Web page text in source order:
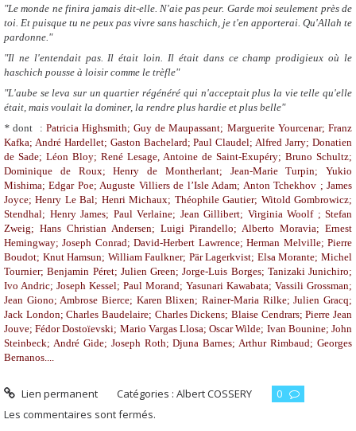
"Le monde ne finira jamais dit-elle. N'aie pas peur. Garde moi seulement près de
toi. Et puisque tu ne peux pas vivre sans haschich, je t'en apporterai. Qu'Allah te
pardonne."
"Il ne l'entendait pas. Il était loin. Il était dans ce champ prodigieux où le
haschich pousse à loisir comme le trèfle"
"L'aube se leva sur un quartier régénéré qui n'acceptait plus la vie telle qu'elle
était, mais voulait la dominer, la rendre plus hardie et plus belle"
*dont : Patricia Highsmith; Guy de Maupassant; Marguerite Yourcenar; Franz
Kafka; André Hardellet; Gaston Bachelard; Paul Claudel; Alfred Jarry; Donatien
de Sade; Léon Bloy; René Lesage, Antoine de Saint-Exupéry; Bruno Schultz;
Dominique
de Roux; Henry de
Montherlant; Jean-Marie Turpin; Yukio
Mishima; Edgar Poe; Auguste Villiers de l’Isle Adam; Anton Tchekhov ; James
Joyce; Henry Le Bal; Henri Michaux; Théophile Gautier; Witold Gombrowicz;
Stendhal; Henry James; Paul Verlaine; Jean Gillibert; Virginia Woolf ; Stefan
Zweig; Hans Christian Andersen; Luigi Pirandello; Alberto Moravia; Ernest
Hemingway; Joseph Conrad; David-Herbert Lawrence; Herman Melville; Pierre
Boudot; Knut Hamsun; William Faulkner; Pär Lagerkvist; Elsa Morante; Michel
Tournier; Benjamin Péret; Julien Green; Jorge-Luis Borges; Tanizaki Junichiro;
Ivo Andric; Joseph Kessel; Paul Morand; Yasunari Kawabata; Vassili Grossman;
Jean Giono; Ambrose Bierce; Karen Blixen; Rainer-Maria Rilke; Julien Gracq;
Jack London; Charles Baudelaire; Charles Dickens; Blaise Cendrars; Pierre Jean
Jouve; Fédor Dostoïevski; Mario Vargas Llosa; Oscar Wilde; Ivan Bounine; John
Steinbeck; André Gide; Joseph Roth; Djuna Barnes; Arthur Rimbaud; Georges
Bernanos....
Lien permanent Catégories :Albert COSSERY
0
Les commentaires sont fermés.